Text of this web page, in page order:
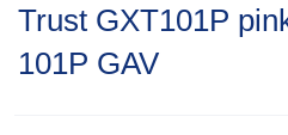
Trust GXT101P
101P GAV